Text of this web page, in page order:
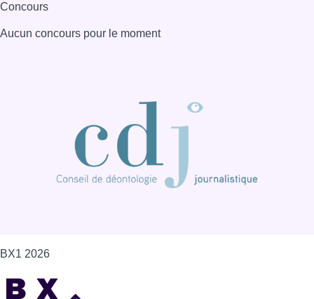
Concours
Aucun concours pour le moment
BX1 2026